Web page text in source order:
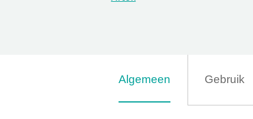
Algemeen Gebruik